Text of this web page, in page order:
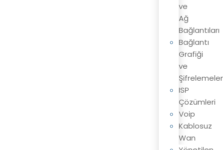
ve
Ağ
Bağlantıları
Bağlantı
Grafiği
ve
Şifrelemeler
ISP
Çözümleri
Voip
Kablosuz
Wan